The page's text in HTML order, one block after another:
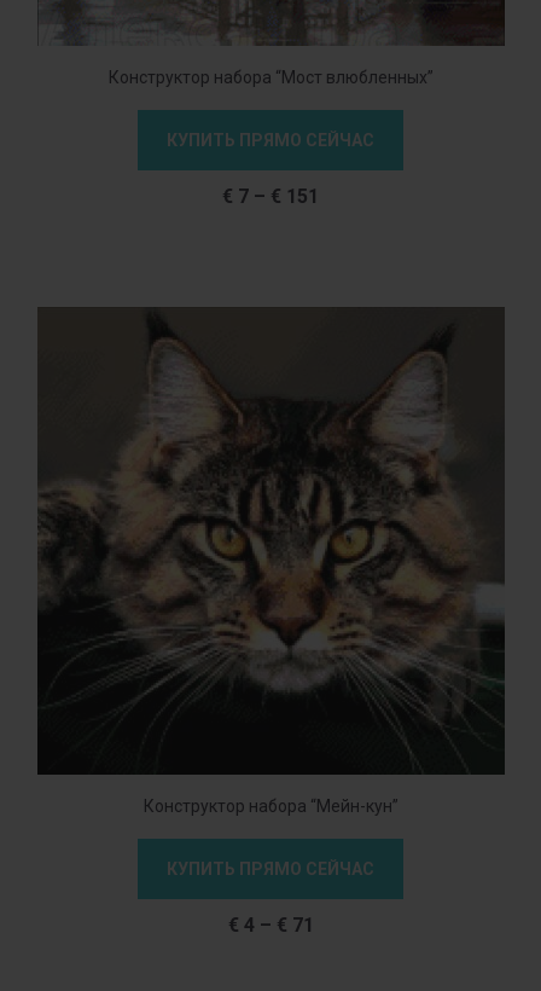
Конструктор набора “Мост влюбленных”
КУПИТЬ ПРЯМО СЕЙЧАС
€ 7 – € 151
Конструктор набора “Мейн-кун”
КУПИТЬ ПРЯМО СЕЙЧАС
€ 4 – € 71